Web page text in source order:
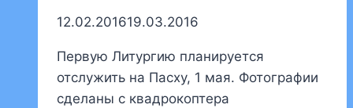
12.02.201619.03.2016
Первую Литургию планируется
отслужить на Пасху, 1 мая. Фотографии
сделаны с квадрокоптера